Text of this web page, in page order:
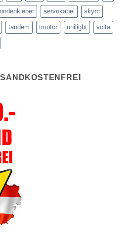
servokabel skyrc
tandem tmotor unilight volta